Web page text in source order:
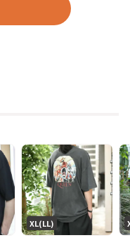
XL(LL)